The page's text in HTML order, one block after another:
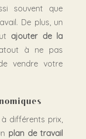
souvent que
De plus, un
ajouter de la
à ne pas
vendre votre
différents prix,
plan de travail